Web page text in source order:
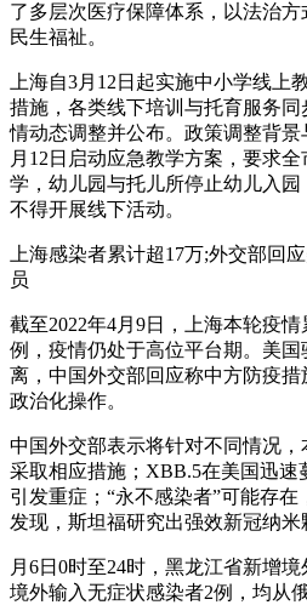
了多层次医疗保障体系，以法治
民生福祉。
上海自3月12日起实施中小学线上
措施，各类线下培训与托育服务
情动态调整并公布。政策调整背
月12日启动应急教学方案，要求
学，幼儿园与托儿所停止幼儿入
不得开展线下活动。
上海感染者累计超17万;外交部回
员
截至2022年4月9日，上海本轮疫
例，疫情仍处于高位平台期。美
离，中国外交部回应称中方防疫
政治化操作。
中国外交部表示将针对不同情况
采取相应措施；XBB.5在美国迅速
引发重症；“永不感染者”可能存在
发现，斯坦福研究出强效新冠纳米
月6日0时至24时，黑龙江省新增
境外输入无症状感染者2例，均从